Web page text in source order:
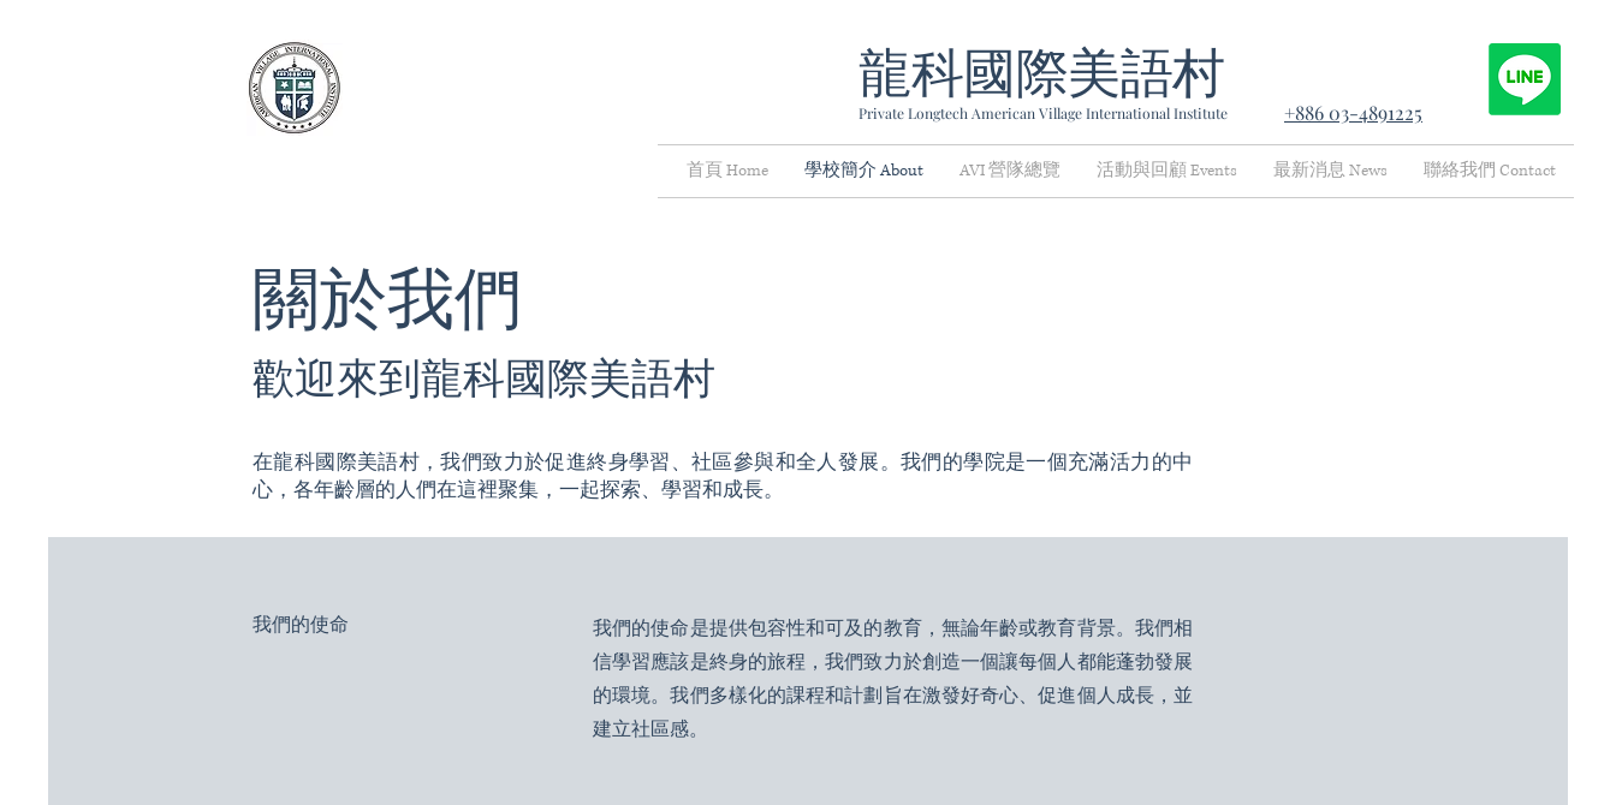
龍科國際美語村
Private Longtech American Village International Institute +886 03-4891225
首頁 Home 學校簡介 About AVI 營隊總覽 活動與回顧 Events 最新消息 News 聯絡我們 Contact
關於我們
歡迎來到龍科國際美語村
在龍科國際美語村，我們致力於促進終身學習、社區參與和全人發展。我們的學院是一個充滿活力的中
心，各年齡層的人們在這裡聚集，一起探索、學習和成長。
我們的使命
我們的使命是提供包容性和可及的教育，無論年齡或教育背景。我們相
信學習應該是終身的旅程，我們致力於創造一個讓每個人都能蓬勃發展
的環境。我們多樣化的課程和計劃旨在激發好奇心、促進個人成長，並
建立社區感。